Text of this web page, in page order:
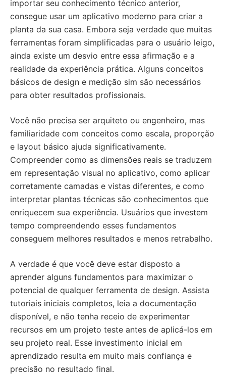
importar seu conhecimento técnico anterior,
consegue usar um aplicativo moderno para criar a
planta da sua casa. Embora seja verdade que muitas
ferramentas foram simplificadas para o usuário leigo,
ainda existe um desvio entre essa afirmação e a
realidade da experiência prática. Alguns conceitos
básicos de design e medição sim são necessários
para obter resultados profissionais.
Você não precisa ser arquiteto ou engenheiro, mas
familiaridade com conceitos como escala, proporção
e layout básico ajuda significativamente.
Compreender como as dimensões reais se traduzem
em representação visual no aplicativo, como aplicar
corretamente camadas e vistas diferentes, e como
interpretar plantas técnicas são conhecimentos que
enriquecem sua experiência. Usuários que investem
tempo compreendendo esses fundamentos
conseguem melhores resultados e menos retrabalho.
A verdade é que você deve estar disposto a
aprender alguns fundamentos para maximizar o
potencial de qualquer ferramenta de design. Assista
tutoriais iniciais completos, leia a documentação
disponível, e não tenha receio de experimentar
recursos em um projeto teste antes de aplicá-los em
seu projeto real. Esse investimento inicial em
aprendizado resulta em muito mais confiança e
precisão no resultado final.